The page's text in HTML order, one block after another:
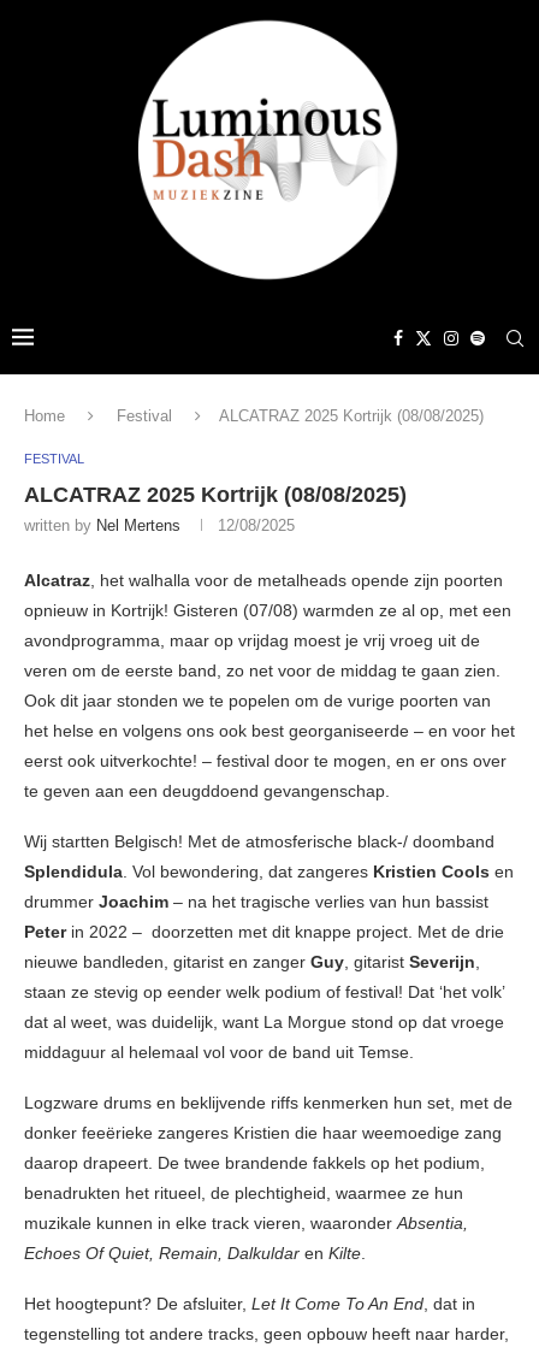
Home Festival ALCATRAZ 2025 Kortrijk (08/08/2025)
FESTIVAL
ALCATRAZ 2025 Kortrijk (08/08/2025)
written by Nel Mertens 12/08/2025
Alcatraz, het walhalla voor de metalheads opende zijn poorten
opnieuw in Kortrijk! Gisteren (07/08) warmden ze al op, met een
avondprogramma, maar op vrijdag moest je vrij vroeg uit de
veren om de eerste band, zo net voor de middag te gaan zien.
Ook dit jaar stonden we te popelen om de vurige poorten van
het helse en volgens ons ook best georganiseerde – en voor het
eerst ook uitverkochte! – festival door te mogen, en er ons over
te geven aan een deugddoend gevangenschap.
Wij startten Belgisch! Met de atmosferische black-/ doomband
Splendidula. Vol bewondering, dat zangeres Kristien Cools en
drummer Joachim – na het tragische verlies van hun bassist
Peterin 2022 – doorzetten met dit knappe project. Met de drie
nieuwe bandleden, gitarist en zanger Guy, gitarist Severijn,
staan ze stevig op eender welk podium of festival! Dat ‘het volk’
dat al weet, was duidelijk, want La Morgue stond op dat vroege
middaguur al helemaal vol voor de band uit Temse.
Logzware drums en beklijvende riffs kenmerken hun set, met de
donker feeërieke zangeres Kristien die haar weemoedige zang
daarop drapeert. De twee brandende fakkels op het podium,
benadrukten het ritueel, de plechtigheid, waarmee ze hun
muzikale kunnen in elke track vieren, waaronderAbsentia,
Echoes Of Quiet, Remain, Dalkuldar en Kilte.
Het hoogtepunt? De afsluiter, Let It Come To An End, dat in
tegenstelling tot andere tracks, geen opbouw heeft naar harder,